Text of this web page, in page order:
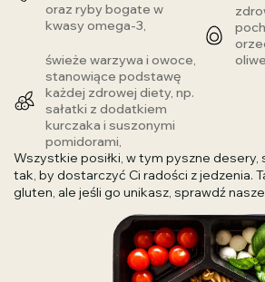
oraz ryby bogate w
kwasy omega-3,
świeże warzywa i owoce,
stanowiące podstawę
każdej zdrowej diety, np.
sałatki z dodatkiem
kurczaka i suszonymi
pomidorami,
Wszystkie posiłki, w tym pyszne desery,
tak, by dostarczyć Ci radości z jedzenia.
gluten, ale jeśli go unikasz, sprawdź